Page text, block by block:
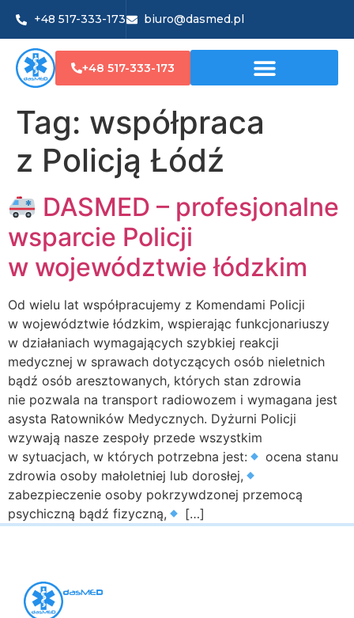
+48 517-333-173 biuro@dasmed.pl
+48 517-333-173
Tag: współpraca
z Policją Łódź
DASMED – profesjonalne
wsparcie Policji
w województwie łódzkim
Od wielu lat współpracujemy z Komendami Policji
w województwie łódzkim, wspierając funkcjonariuszy
w działaniach wymagających szybkiej reakcji
medycznej w sprawach dotyczących osób nieletnich
bądź osób aresztowanych, których stan zdrowia
nie pozwala na transport radiowozem i wymagana jest
asysta Ratowników Medycznych. Dyżurni Policji
wzywają nasze zespoły przede wszystkim
w sytuacjach, w których potrzebna jest:
ocena stanu
zdrowia osoby małoletniej lub dorosłej,
zabezpieczenie osoby pokrzywdzonej przemocą
psychiczną bądź fizyczną,
[…]